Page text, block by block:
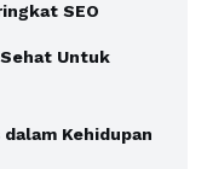
SEO
Untuk
Kehidupan